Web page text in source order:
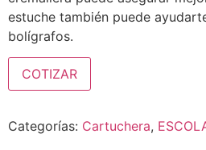
estuche también puede
bolígrafos.
COTIZAR
Categorías: Cartuchera,